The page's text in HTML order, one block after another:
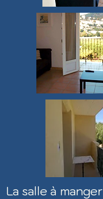
La salle à manger